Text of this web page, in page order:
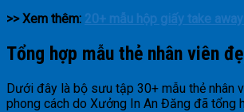
>> Xem thêm: 20+ mẫu hộp giấy take
Tổng hợp mẫu thẻ nhân viên
Dưới đây là bộ sưu tập 30+ mẫu thẻ nhân
phong cách do Xưởng In An Đăng đã tổng